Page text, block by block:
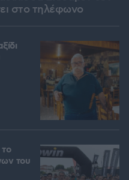
στο τηλέφωνο
του